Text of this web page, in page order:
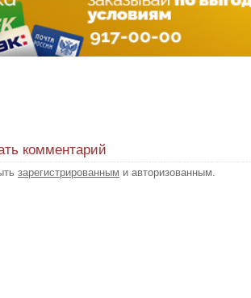
комментарий
зарегистрированным и авторизованным.